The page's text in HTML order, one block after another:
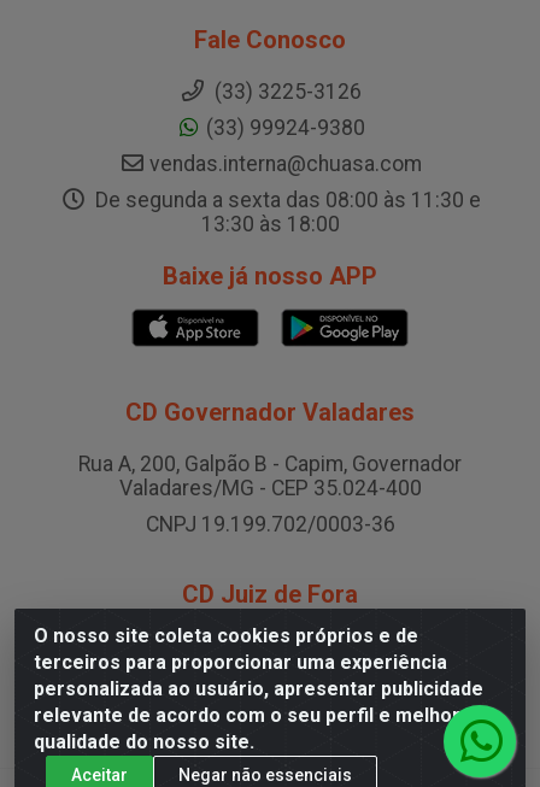
O nosso site coleta cookies próprios e de
terceiros para proporcionar uma experiência
personalizada ao usuário, apresentar publicidade
relevante de acordo com o seu perfil e melhorar a
qualidade do nosso site.
Aceitar Negar não essenciais
Fale Conosco
(33) 3225-3126
(33) 99924-9380
vendas.interna@chuasa.com
De segunda a sexta das 08:00 às 11:30 e
13:30 às 18:00
Baixe já nosso APP
CD Governador Valadares
Rua A, 200, Galpão B - Capim, Governador
Valadares/MG - CEP 35.024-400
CNPJ 19.199.702/0003-36
CD Juiz de Fora
Rodovia BR-040 , Nº 0, Área B2 Condominio Brasil
LOG - São Pedro, Juiz de Fora/MG
CNPJ 19.199.702/0005-06